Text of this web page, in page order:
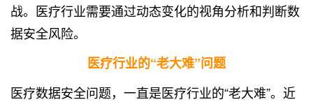
战。医疗行业需要通过动态变化的视角分析和判断数
据安全风险。
医疗行业的“老大难”问题
医疗数据安全问题，一直是医疗行业的“老大难”。近